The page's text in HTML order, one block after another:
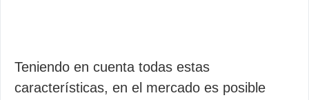
Teniendo en cuenta todas estas
características, en el mercado es posible